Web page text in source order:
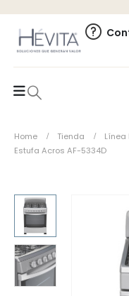
Home Tienda Línea
Estufa Acros AF-5334D